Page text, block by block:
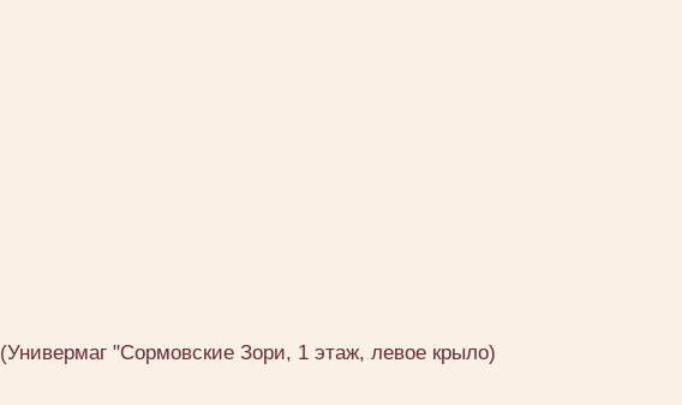
"Сормовские Зори, 1 этаж, левое крыло)